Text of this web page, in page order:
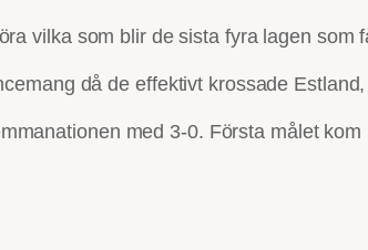
vilka som blir de sista fyra lagen som
då de effektivt krossade
med 3-0. Första målet